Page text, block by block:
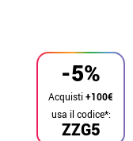
-5%
Acquisti+100€
ZZG5
usa il codice*: